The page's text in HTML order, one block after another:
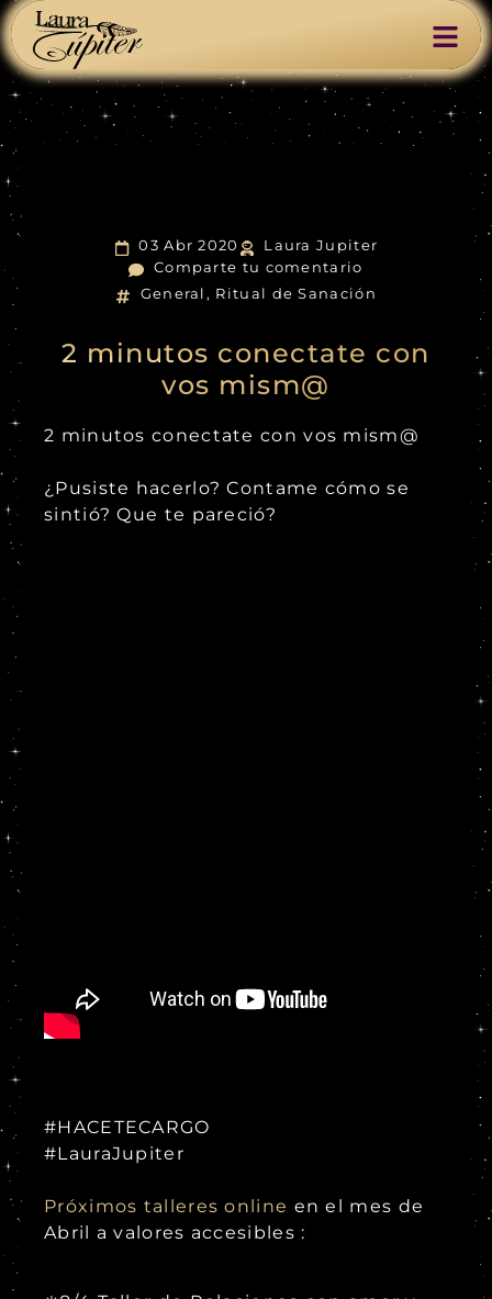
03 Abr 2020
Laura Jupiter
Comparte tu comentario
General , Ritual de Sanación
2 minutos conectate con
vos mism@
2 minutos conectate con vos mism@
¿Pusiste hacerlo? Contame cómo se
sintió? Que te pareció?
#HACETECARGO
#LauraJupiter
Próximos talleres online en el mes de
Abril a valores accesibles :